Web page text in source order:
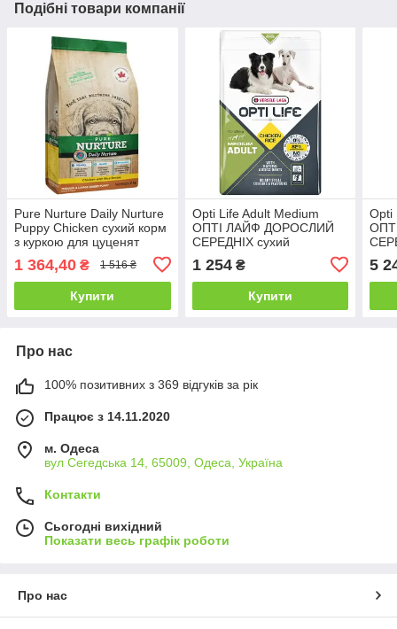
Подібні товари компанії
Pure Nurture Daily Nurture
Puppy Chicken сухий корм
з куркою для цуценят
середніх та великих порід,
3 кг
1 364,40 ₴ 1 516 ₴
Купити
Opti Life Adult Medium
ОПТІ ЛАЙФ ДОРОСЛИЙ
СЕРЕДНІХ сухий
собак середніх порід 2.5 кг
1 254₴
Купити
Opti
кг
5
Про нас
100% позитивних з 369 відгуків за рік
Працює з 14.11.2020
м. Одеса
вул Сегедська 14, 65009, Одеса, Україна
Контакти
Сьогодні вихідний
Показати весь графік роботи
Про нас